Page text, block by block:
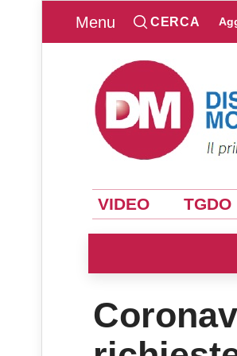
Menu CERCA
VIDEO TGDO